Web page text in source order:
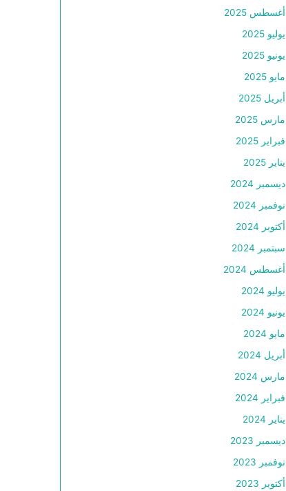
أغسطس 2025
يوليو 2025
يونيو 2025
مايو 2025
أبريل 2025
مارس 2025
فبراير 2025
يناير 2025
ديسمبر 2024
نوفمبر 2024
أكتوبر 2024
سبتمبر 2024
أغسطس 2024
يوليو 2024
يونيو 2024
مايو 2024
أبريل 2024
مارس 2024
فبراير 2024
يناير 2024
ديسمبر 2023
نوفمبر 2023
أكتوبر 2023